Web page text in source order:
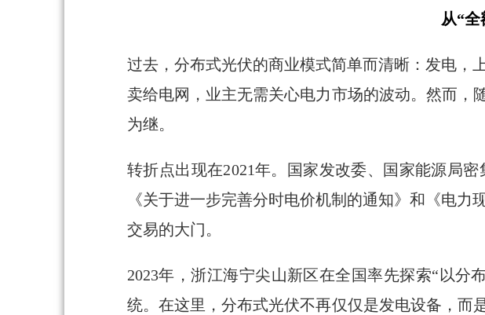
从“
过去，分布式光伏的商业模式简单而清晰：发电，
卖给电网，业主无需关心电力市场的波动。然而，
为继。
转折点出现在2021年。国家发改委、国家能源局
《关于进一步完善分时电价机制的通知》和《电
交易的大门。
2023年，浙江海宁尖山新区在全国率先探索“以分
统。在这里，分布式光伏不再仅仅是发电设备，而